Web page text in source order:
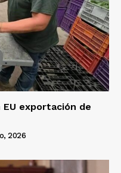
exportación de
2026